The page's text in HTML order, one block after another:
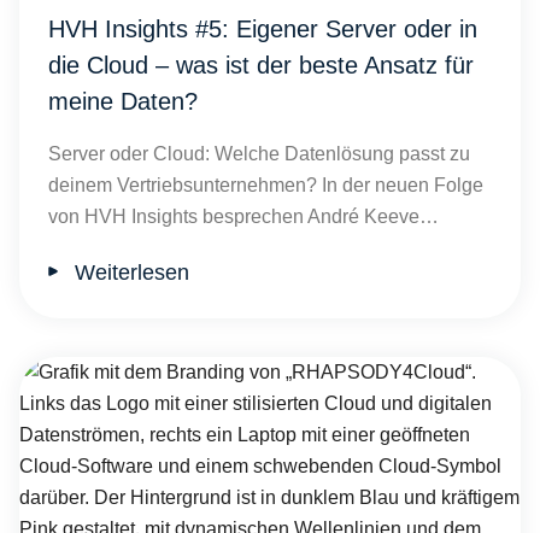
HVH Insights #5: Eigener Server oder in
die Cloud – was ist der beste Ansatz für
meine Daten?
Server oder Cloud: Welche Datenlösung passt zu
deinem Vertriebsunternehmen? In der neuen Folge
von HVH Insights besprechen André Keeve…
Weiterlesen